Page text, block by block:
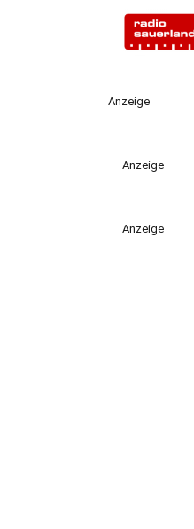
Anzeige
Anzeige
Anzeige